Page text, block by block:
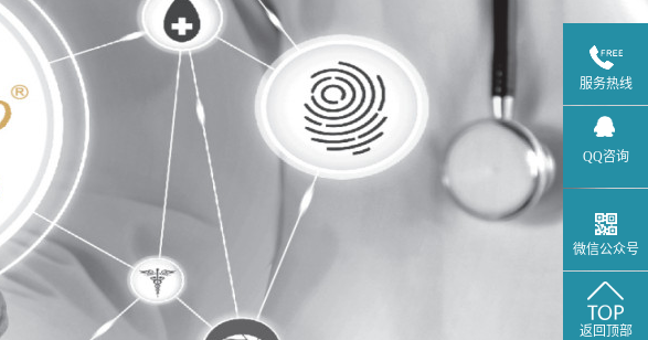
服务热线
QQ咨询
微信公众号
返回顶部